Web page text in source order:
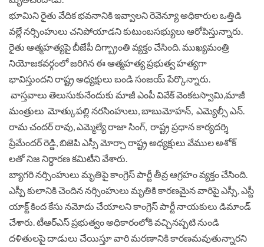
భూమిని రైతు వేదిక భవనానికి ఇవ్వాలని రెవెన్యూ అధికారుల ఒత్తిడి
వల్లే నర్సింహులు చనిపోయాడని కుటుంబసభ్యులు ఆరోపిస్తున్నారు.
రైతు ఆత్మహత్యపై బీజేపీ దిగ్బ్రాంతి వ్యక్తం చేసింది. ముఖ్యమంత్రి
నియోజకవర్గంలో జరిగిన ఈ ఆత్మహత్య ప్రభుత్వ హత్యగా
భావిస్తుందని రాష్ట్ర అధ్యక్షులు బండి సంజయ్ పేర్కొన్నారు.
వాస్తవాలు తెలుసుకునేందుకు మాజీ ఎంపీ వివేక్ వెంకటస్వామి,మాజీ
మంత్రులు మోత్కుపల్లి నరసింహులు, బాబుమోహన్, ఎమ్యెల్సీ ఎన్.
రామ చందర్ రావు, ఎమ్మెల్యే రాజా సింగ్, రాష్ట్ర ప్రధాన కార్యదర్శి
ప్రేమేందర్ రెడ్డి, బిజెపి ఎస్సీ మోర్చా రాష్ట్ర అధ్యక్షులు వేముల అశోక్
లతో నిజ నిర్ధారణ కమిటీని వేశారు.
బ్యాగరి నర్సింహులు మృతిపై కాంగ్రెస్ పార్టీ తీవ్ర ఆగ్రహం వ్యక్తం చేసింది.
ఎస్పీ కులానికి చెందిన నర్సింహులు మృతికి కారణమైన వారిపై ఎస్సీ, ఎస్టీ
యాక్ట్ కింద కేసు నమోదు చేయాలని కాంగ్రెస్ పార్టీ నాయకులు డిమాండ్
చేశారు. టీఆర్ఎస్ ప్రభుత్వం అధికారంలోకి వచ్చినప్పటి నుండి
దళితులపై దాడులు చేయిస్తూ వారి మరణానికి కారణమవుతున్నారని